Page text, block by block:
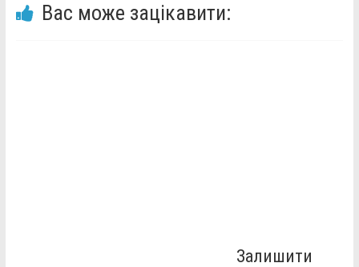
Вас може зацікавити:
Залишити